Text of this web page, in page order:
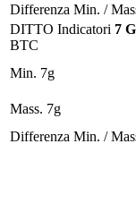
Differenza Min. /
DITTO Indicatori 7
BTC
Min. 7g
Mass. 7g
Differenza Min. /